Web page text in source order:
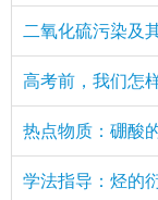
二氧化硫污染及
高考前，我们怎
热点物质：硼酸
学法指导：烃的